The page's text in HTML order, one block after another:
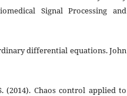
Signal Processing and
differential equations. John
(2014). Chaos control applied to